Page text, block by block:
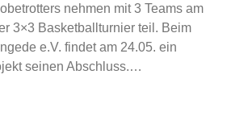
nehmen mit 3 Teams am
3×3 Basketballturnier teil. Beim
e.V. findet am 24.05. ein
seinen Abschluss.…